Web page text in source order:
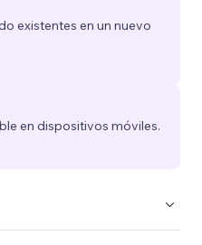
existentes en un nuevo
en dispositivos móviles.